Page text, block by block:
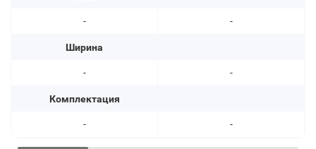
-
Ширина
-
Комплектация
-
-
-
-